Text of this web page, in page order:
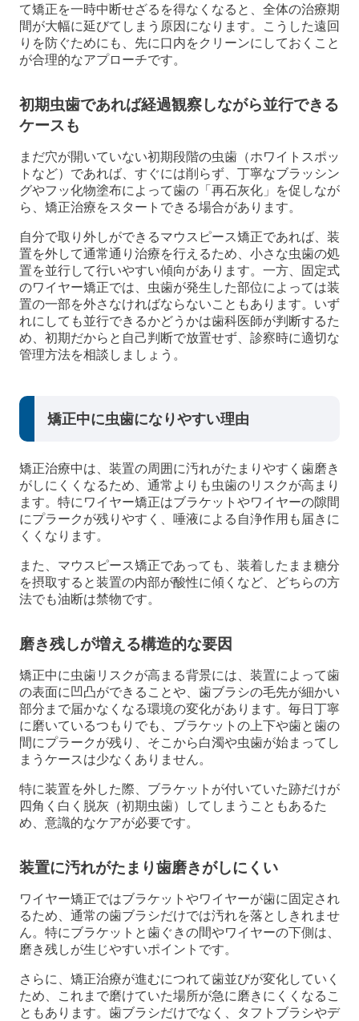
て矯正を一時中断せざるを得なくなると、全体の治療期
間が大幅に延びてしまう原因になります。こうした遠回
りを防ぐためにも、先に口内をクリーンにしておくこと
が合理的なアプローチです。
初期虫歯であれば経過観察しながら並行できる
ケースも
まだ穴が開いていない初期段階の虫歯（ホワイトスポッ
トなど）であれば、すぐには削らず、丁寧なブラッシン
グやフッ化物塗布によって歯の「再石灰化」を促しなが
ら、矯正治療をスタートできる場合があります。
自分で取り外しができるマウスピース矯正であれば、装
置を外して通常通り治療を行えるため、小さな虫歯の処
置を並行して行いやすい傾向があります。一方、固定式
のワイヤー矯正では、虫歯が発生した部位によっては装
置の一部を外さなければならないこともあります。いず
れにしても並行できるかどうかは歯科医師が判断するた
め、初期だからと自己判断で放置せず、診察時に適切な
管理方法を相談しましょう。
矯正中に虫歯になりやすい理由
矯正治療中は、装置の周囲に汚れがたまりやすく歯磨き
がしにくくなるため、通常よりも虫歯のリスクが高まり
ます。特にワイヤー矯正はブラケットやワイヤーの隙間
にプラークが残りやすく、唾液による自浄作用も届きに
くくなります。
また、マウスピース矯正であっても、装着したまま糖分
を摂取すると装置の内部が酸性に傾くなど、どちらの方
法でも油断は禁物です。
磨き残しが増える構造的な要因
矯正中に虫歯リスクが高まる背景には、装置によって歯
の表面に凹凸ができることや、歯ブラシの毛先が細かい
部分まで届かなくなる環境の変化があります。毎日丁寧
に磨いているつもりでも、ブラケットの上下や歯と歯の
間にプラークが残り、そこから白濁や虫歯が始まってし
まうケースは少なくありません。
特に装置を外した際、ブラケットが付いていた跡だけが
四角く白く脱灰（初期虫歯）してしまうこともあるた
め、意識的なケアが必要です。
装置に汚れがたまり歯磨きがしにくい
ワイヤー矯正ではブラケットやワイヤーが歯に固定され
るため、通常の歯ブラシだけでは汚れを落としきれませ
ん。特にブラケットと歯ぐきの間やワイヤーの下側は、
磨き残しが生じやすいポイントです。
さらに、矯正治療が進むにつれて歯並びが変化していく
ため、これまで磨けていた場所が急に磨きにくくなるこ
ともあります。歯ブラシだけでなく、タフトブラシやデ